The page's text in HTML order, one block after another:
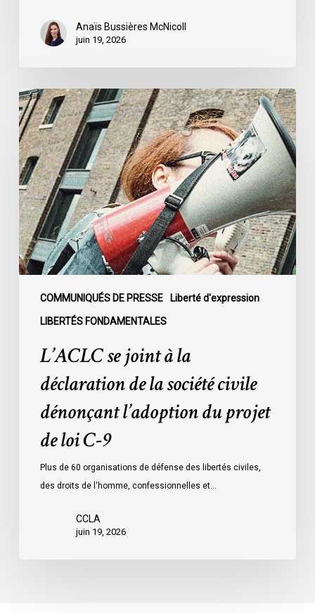
Québec
Anaïs Bussières McNicoll
juin 19, 2026
COMMUNIQUÉS DE PRESSE Liberté d'expression
LIBERTÉS FONDAMENTALES
L’ACLC
se
joint
à
la
déclaration
de
la
société
civile
l’adoption
L’ACLC se joint à la
déclaration de la société civile
dénonçant l’adoption du projet
de loi C-9
Plus de 60 organisations de défense des libertés civiles,
des droits de l'homme, confessionnelles et…
CCLA
juin 19, 2026